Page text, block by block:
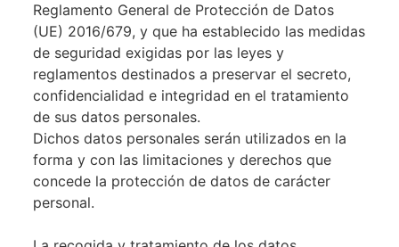
Reglamento General de Protección de Datos
(UE) 2016/679, y que ha establecido las medidas
de seguridad exigidas por las leyes y
reglamentos destinados a preservar el secreto,
confidencialidad e integridad en el tratamiento
de sus datos personales.
Dichos datos personales serán utilizados en la
forma y con las limitaciones y derechos que
concede la protección de datos de carácter
personal.